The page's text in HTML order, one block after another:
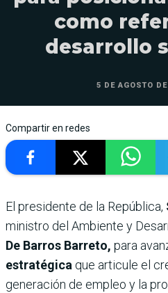
como
desarrollo
5 DE AGOSTO
Compartir en redes
El presidente de la República,
ministro del Ambiente y
De Barros Barreto, para
estratégica que articule el
generación de empleo y la